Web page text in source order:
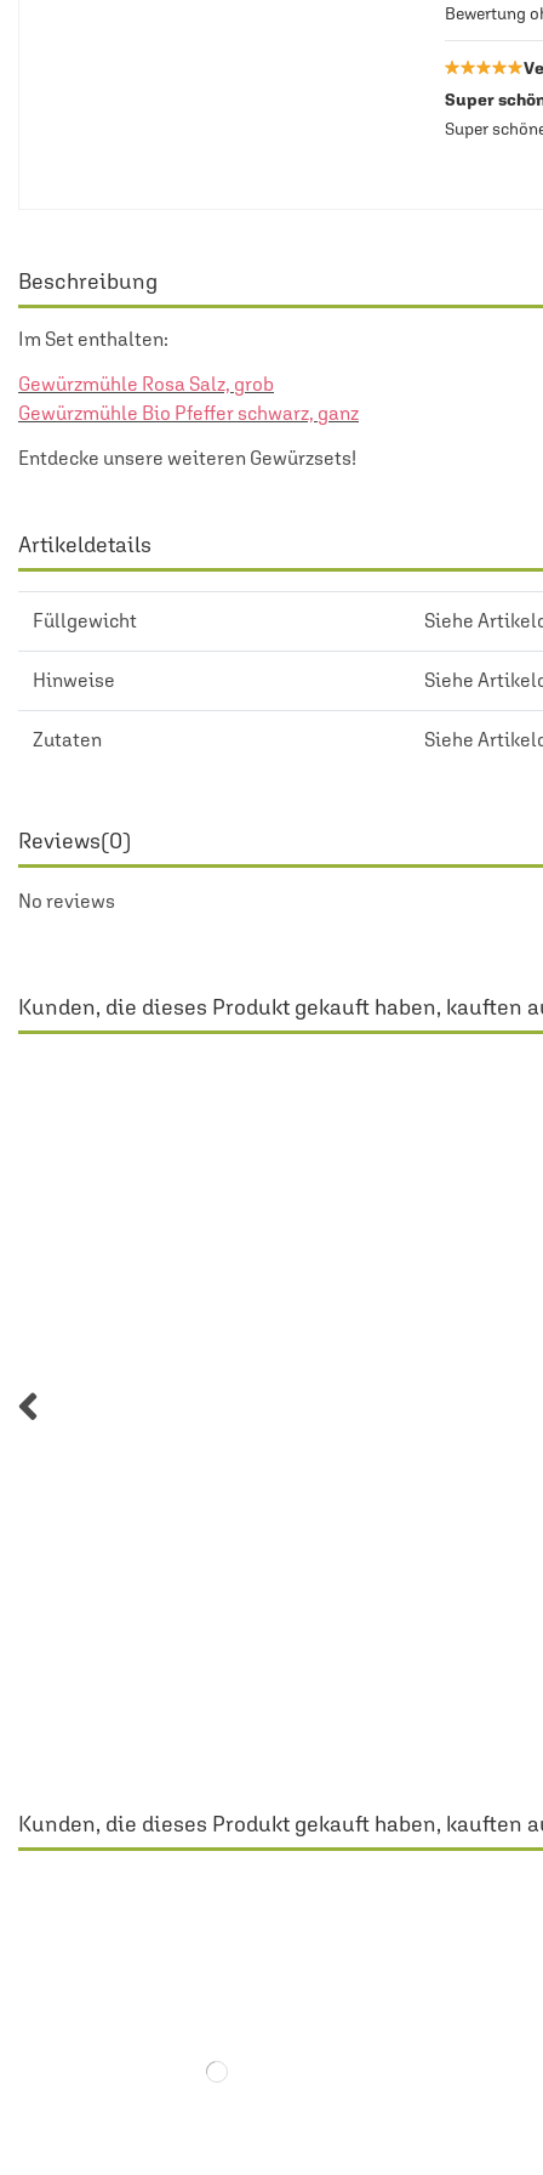
Bewertung
★★★★★
★★★★★
Super
Super
Beschreibung
Im Set enthalten:
Gewürzmühle Rosa Salz, grob
Gewürzmühle Bio Pfeffer schwarz, ganz
Entdecke unsere weiteren Gewürzsets!
Artikeldetails
Füllgewicht Siehe
Hinweise Siehe
Zutaten Siehe
Reviews(0)
No reviews
Kunden, die dieses Produkt gekauft haben, kauften
Kunden, die dieses Produkt gekauft haben, kauften